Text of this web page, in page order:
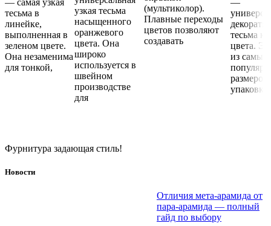
тесьма в
линейке,
выполненная в
зеленом цвете.
Она незаменима
для тонкой,
узкая тесьма
насыщенного
оранжевого
цвета. Она
широко
используется в
швейном
производстве
для
(мультиколор).
Плавные переходы
цветов позволяют
создавать
тесьма
цвета.
из самых
размеров
упаковки
Фурнитура задающая стиль!
Новости
Отличия мета-арамида от
пара-арамида — полный
гайд по выбору